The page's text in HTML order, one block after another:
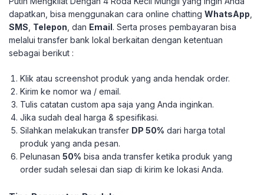
dapatkan, bisa menggunakan cara online chatting WhatsApp
SMS Telepon , dan Email. Serta proses pembayaran bisa
melalui transfer bank lokal berkaitan dengan ketentuan
sebagai berikut :
Klik atau screenshot produk yang anda hendak order.
Kirim ke nomor wa / email.
Tulis catatan custom apa saja yang Anda inginkan.
Jika sudah deal harga & spesifikasi.
Silahkan melakukan transfer DP 50% dari harga total
produk yang anda pesan.
Pelunasan50% bisa anda transfer ketika produk yang
order sudah selesai dan siap di kirim ke lokasi Anda.